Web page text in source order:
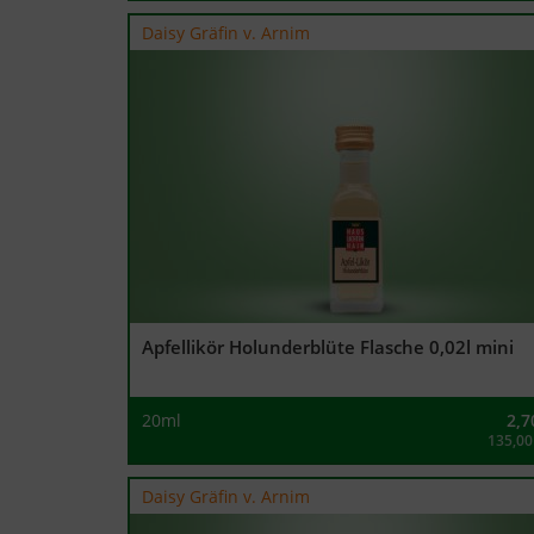
Daisy Gräfin v. Arnim
Apfellikör Holunderblüte Flasche 0,02l mini
20ml
Daisy Gräfin v. Arnim